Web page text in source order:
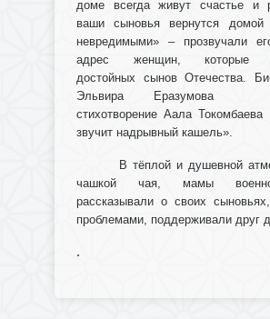
доме всегда живут счастье и
ваши сыновья вернутся
невредимыми» – прозвучали
адрес женщин, которые
достойных сынов Отечества.
Эльвира Еразумова
стихотворение Аала
звучит надрывный кашель».
В тёплой и душевной
чашкой чая, мамы
рассказывали о своих
проблемами, поддерживали друг
.